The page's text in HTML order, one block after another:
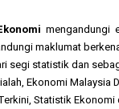
mengandungi
maklumat
segi statistik dan
Ekonomi Malaysia
Statistik Ekonomi